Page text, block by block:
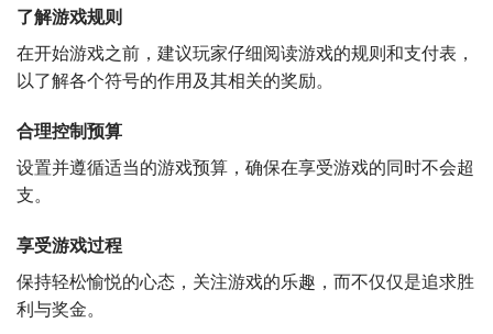
了解游戏规则
在开始游戏之前，建议玩家仔细阅读游戏的规则和支付表，
以了解各个符号的作用及其相关的奖励。
合理控制预算
设置并遵循适当的游戏预算，确保在享受游戏的同时不会超
支。
享受游戏过程
保持轻松愉悦的心态，关注游戏的乐趣，而不仅仅是追求胜
利与奖金。